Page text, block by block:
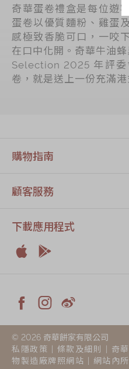
EN 简体
奇華蛋卷禮盒是每位遊
蛋卷以優質麵粉、雞蛋
感極致香脆可口，一咬
在口中化開。奇華牛油
Selection 2025 年評
卷，就是送上一份充滿

Facebook

Instagram

Weiblog
購物指南
顧客服務
下載應用程式


© 2026 奇華餅家有限公司
私隱政策 | 條款及細則 | 奇
物製造廠牌照網站 | 網站內